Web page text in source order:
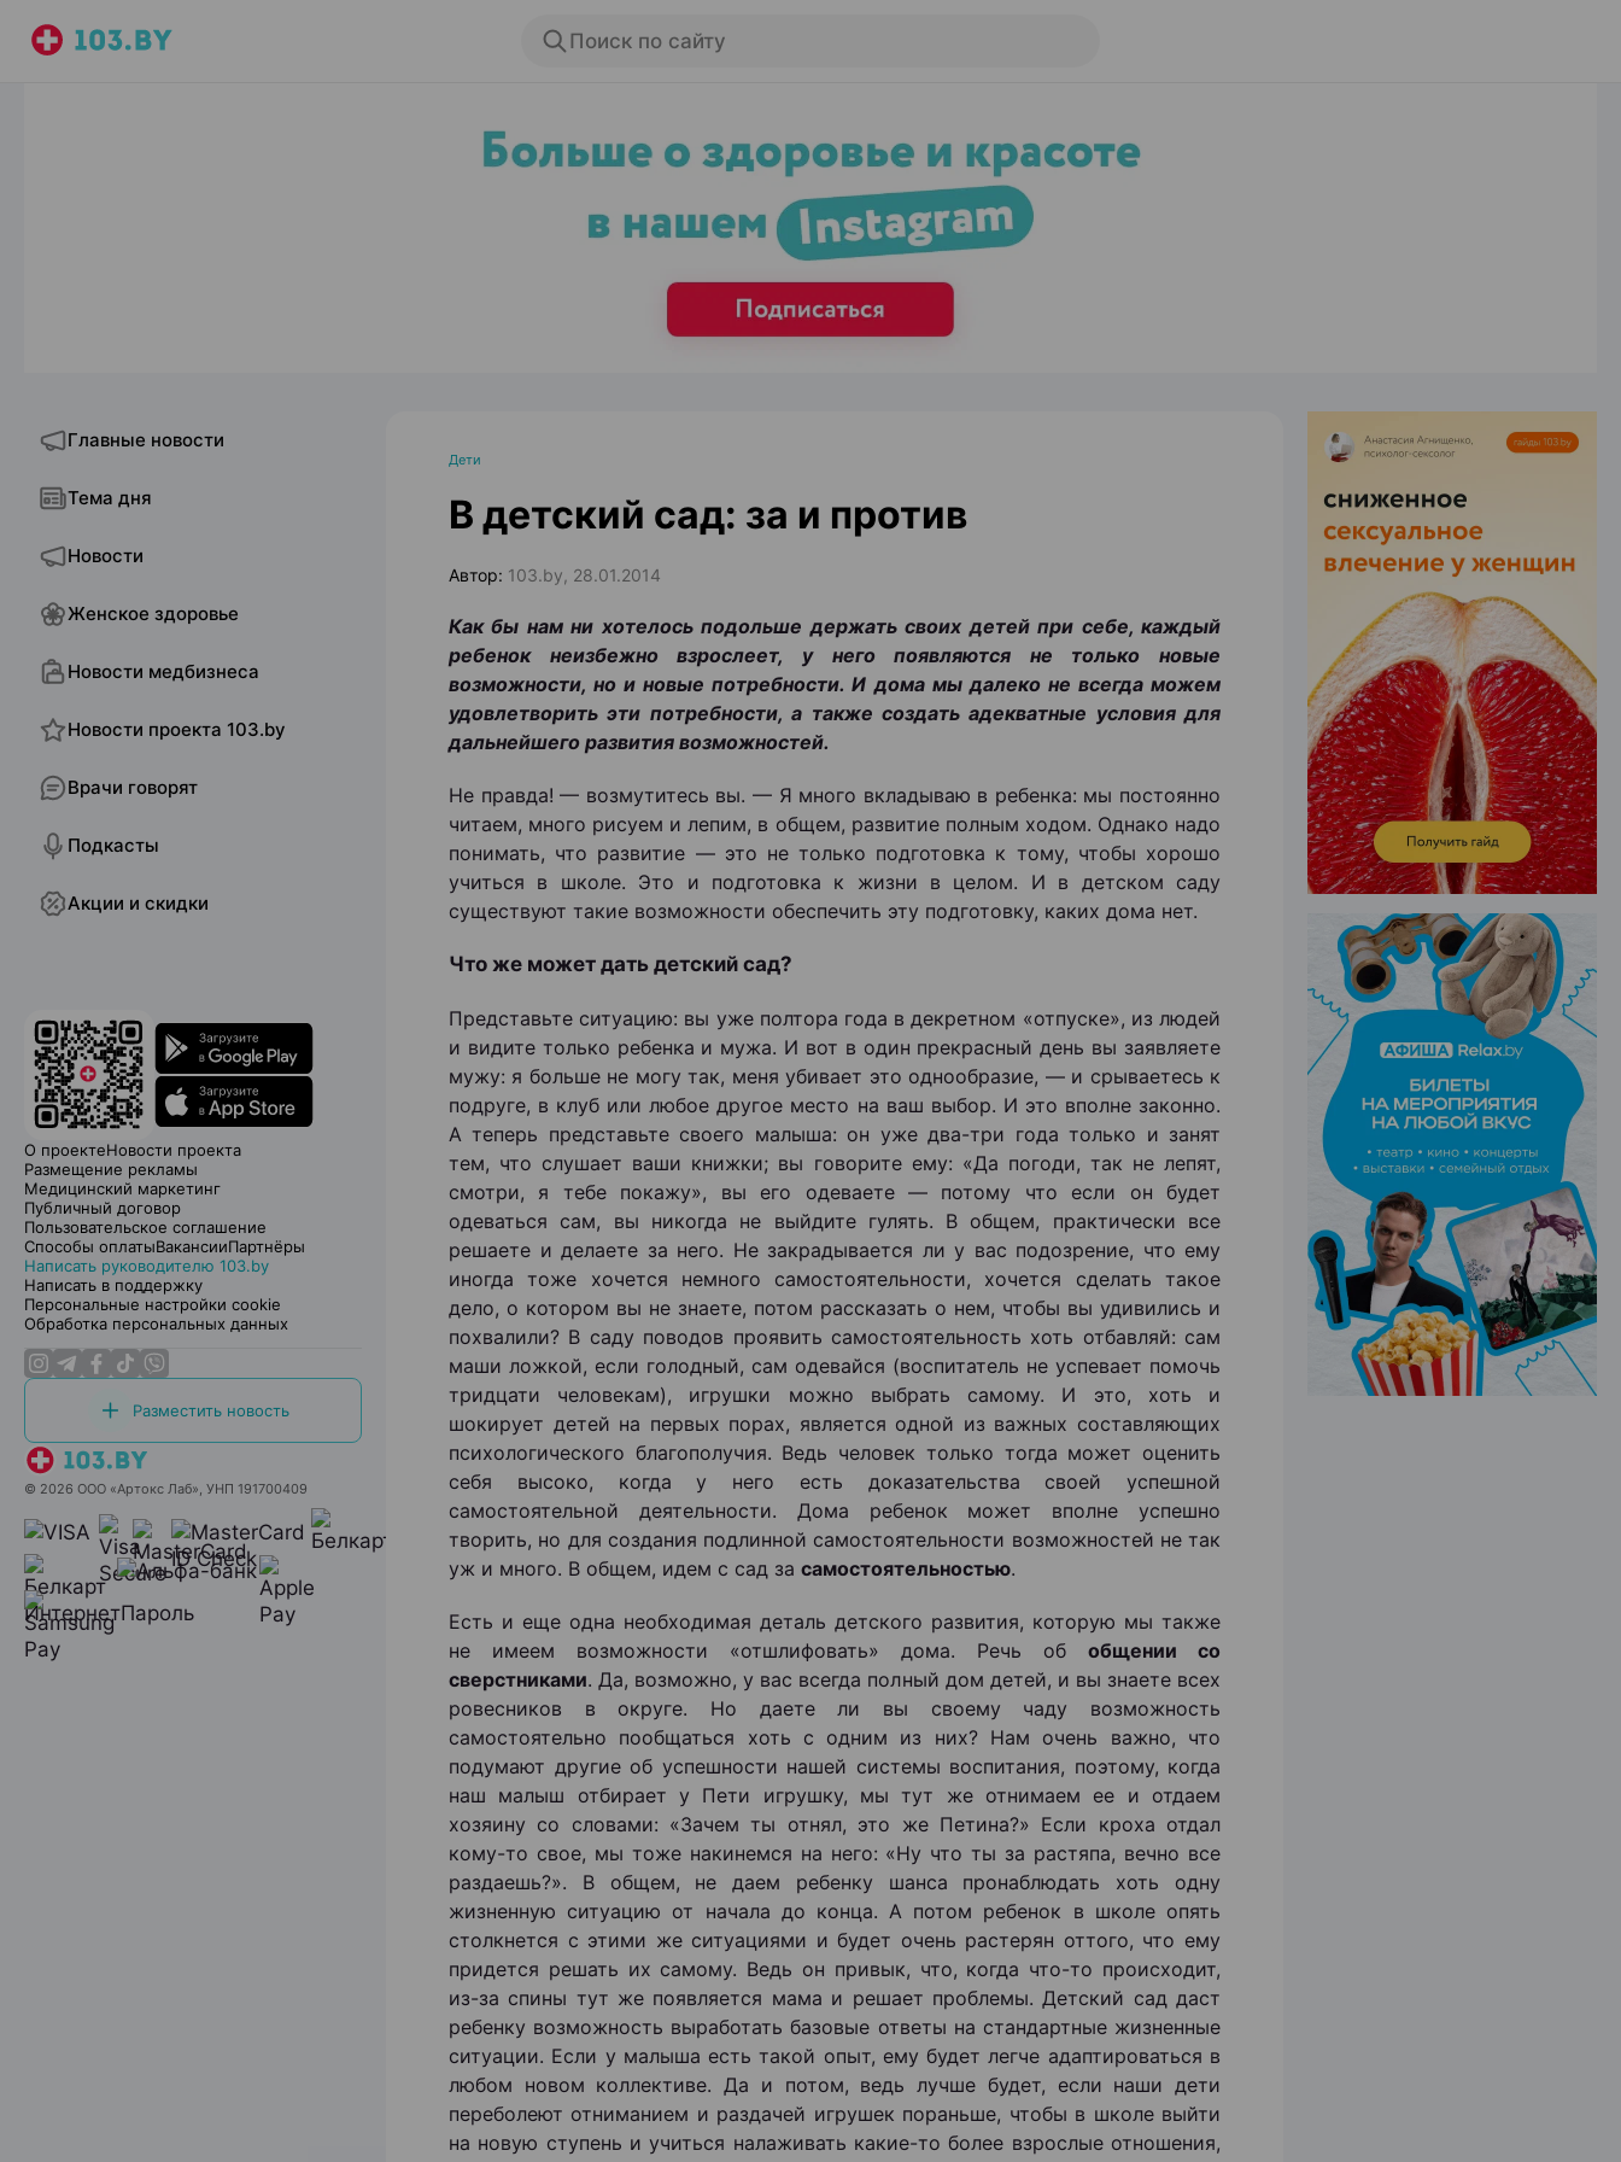
Поиск по сайту
ЭФФЕКТИВНАЯ РЕКЛАМА НА САЙТЕ
Главные новости
Тема дня
Новости
Женское здоровье
Новости медбизнеса
Новости проекта 103.by
Врачи говорят
Подкасты
Акции и скидки
О проектеНовости проекта
Размещение рекламы
Медицинский маркетинг
Публичный договор
Пользовательское соглашение
Способы оплатыВакансииПартнёры
Написать руководителю 103.by
Написать в поддержку
Персональные настройки cookie
Обработка персональных данных
Разместить новость
© 2026 ООО «Артокс Лаб», УНП 191700409
Дети
В детский сад: за и против
Автор: 103.by, 28.01.2014
Как бы нам ни хотелось подольше держать своих детей при себе, каждый
ребенок неизбежно взрослеет, у него появляются не только новые
возможности, но и новые потребности. И дома мы далеко не всегда можем
удовлетворить эти потребности, а также создать адекватные условия для
дальнейшего развития возможностей.
Не правда! — возмутитесь вы. — Я много вкладываю в ребенка: мы постоянно
читаем, много рисуем и лепим, в общем, развитие полным ходом. Однако надо
понимать, что развитие — это не только подготовка к тому, чтобы хорошо
учиться в школе. Это и подготовка к жизни в целом. И в детском саду
существуют такие возможности обеспечить эту подготовку, каких дома нет.
Что же может дать детский сад?
Представьте ситуацию: вы уже полтора года в декретном «отпуске», из людей
и видите только ребенка и мужа. И вот в один прекрасный день вы заявляете
мужу: я больше не могу так, меня убивает это однообразие, — и срываетесь к
подруге, в клуб или любое другое место на ваш выбор. И это вполне законно.
А теперь представьте своего малыша: он уже два-три года только и занят
тем, что слушает ваши книжки; вы говорите ему: «Да погоди, так не лепят,
смотри, я тебе покажу», вы его одеваете — потому что если он будет
одеваться сам, вы никогда не выйдите гулять. В общем, практически все
решаете и делаете за него. Не закрадывается ли у вас подозрение, что ему
иногда тоже хочется немного самостоятельности, хочется сделать такое
дело, о котором вы не знаете, потом рассказать о нем, чтобы вы удивились и
похвалили? В саду поводов проявить самостоятельность хоть отбавляй: сам
маши ложкой, если голодный, сам одевайся (воспитатель не успевает помочь
тридцати человекам), игрушки можно выбрать самому. И это, хоть и
шокирует детей на первых порах, является одной из важных составляющих
психологического благополучия. Ведь человек только тогда может оценить
себя высоко, когда у него есть доказательства своей успешной
самостоятельной деятельности. Дома ребенок может вполне успешно
творить, но для создания подлинной самостоятельности возможностей не так
уж и много. В общем, идем с сад за самостоятельностью.
Есть и еще одна необходимая деталь детского развития, которую мы также
не имеем возможности «отшлифовать» дома. Речь об общении со
сверстниками. Да, возможно, у вас всегда полный дом детей, и вы знаете всех
ровесников в округе. Но даете ли вы своему чаду возможность
самостоятельно пообщаться хоть с одним из них? Нам очень важно, что
подумают другие об успешности нашей системы воспитания, поэтому, когда
наш малыш отбирает у Пети игрушку, мы тут же отнимаем ее и отдаем
хозяину со словами: «Зачем ты отнял, это же Петина?» Если кроха отдал
кому-то свое, мы тоже накинемся на него: «Ну что ты за растяпа, вечно все
раздаешь?». В общем, не даем ребенку шанса пронаблюдать хоть одну
жизненную ситуацию от начала до конца. А потом ребенок в школе опять
столкнется с этими же ситуациями и будет очень растерян оттого, что ему
придется решать их самому. Ведь он привык, что, когда что-то происходит,
из-за спины тут же появляется мама и решает проблемы. Детский сад даст
ребенку возможность выработать базовые ответы на стандартные жизненные
ситуации. Если у малыша есть такой опыт, ему будет легче адаптироваться в
любом новом коллективе. Да и потом, ведь лучше будет, если наши дети
переболеют отниманием и раздачей игрушек пораньше, чтобы в школе выйти
на новую ступень и учиться налаживать какие-то более взрослые отношения,
ЭФФЕКТИВНАЯ РЕКЛАМА НА САЙТЕ
ЭФФЕКТИВНАЯ РЕКЛАМА НА САЙТЕ